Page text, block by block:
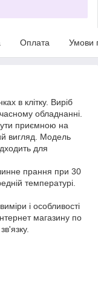
Оплата Умови
в клітку. Виріб
обладнанні.
приємною на
вигляд. Модель
для
прання при 30
температурі.
і особливості
магазину по